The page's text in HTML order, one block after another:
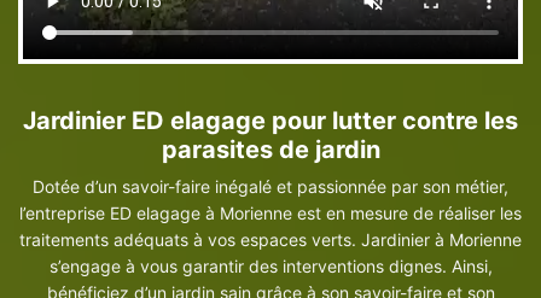
Jardinier ED elagage pour lutter contre les
parasites de jardin
Dotée d’un savoir-faire inégalé et passionnée par son métier,
l’entreprise ED elagage à Morienne est en mesure de réaliser les
traitements adéquats à vos espaces verts. Jardinier à Morienne
s’engage à vous garantir des interventions dignes. Ainsi,
bénéficiez d’un jardin sain grâce à son savoir-faire et son